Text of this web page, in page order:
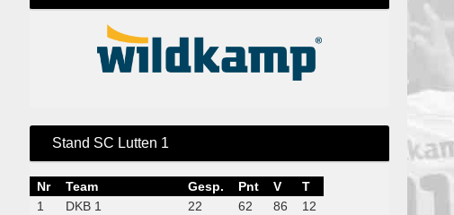
Stand SC Lutten 1
Nr Team Gesp. Pnt V
T
1
DKB 1 22 62 86
12